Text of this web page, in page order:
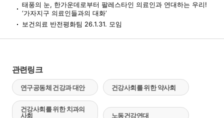
태풍의 눈, 한가운데로부터 팔레스타인 의료인과 연대하는 우리!
‘가자지구 의료인들과의 대화’
보건의료 반전평화팀 26.1.31. 모임
관련링크
연구공동체 건강과 대안 건강사회를 위한 약사회
건강사회를 위한 치과의
사회
노동건강연대